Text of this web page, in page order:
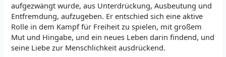
aufgezwängt wurde, aus Unterdrückung, Ausbeutung und
Entfremdung, aufzugeben. Er entschied sich eine aktive
Rolle in dem Kampf für Freiheit zu spielen, mit großem
Mut und Hingabe, und ein neues Leben darin findend, und
seine Liebe zur Menschlichkeit ausdrückend.